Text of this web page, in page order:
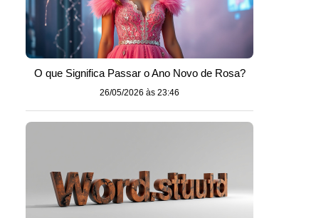
O que Significa Passar o Ano Novo de Rosa?
26/05/2026 às 23:46